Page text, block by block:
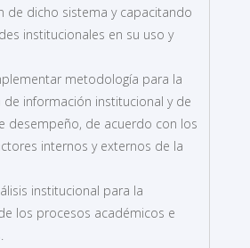
de dicho sistema y capacitando
institucionales en su uso y
metodología para la
de información institucional y de
desempeño, de acuerdo con los
internos y externos de la
institucional para la
los procesos académicos e